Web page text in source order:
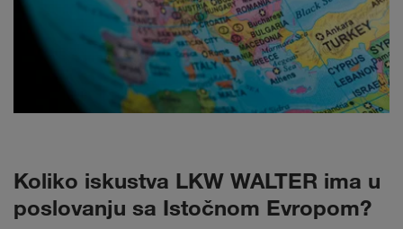
Koliko iskustva LKW WALTER ima u
poslovanju sa Istočnom Evropom?